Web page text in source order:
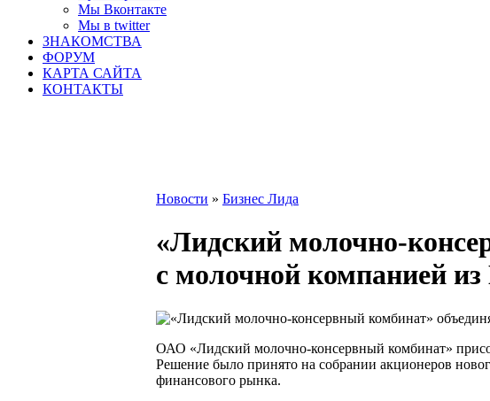
Мы Вконтакте
Мы в twitter
ЗНАКОМСТВА
ФОРУМ
КАРТА САЙТА
КОНТАКТЫ
Новости » Бизнес Лида
«Лидский молочно-
с молочной компанией
ОАО «Лидский молочно-консервный комбинат»
Решение было принято на собрании акционеров
финансового рынка.